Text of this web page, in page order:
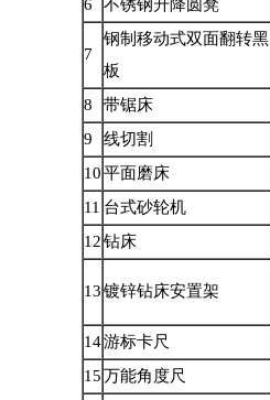
6
不锈钢升降圆凳
7
钢制移动式双面翻转黑
板
8 带锯床
9
线切割
10平面磨床
11 台式砂轮机
12钻床
13镀锌钻床安置架
14游标卡尺
15万能角度尺